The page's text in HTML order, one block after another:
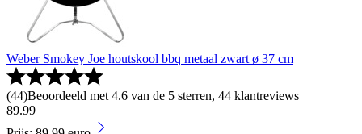
Weber Smokey Joe houtskool bbq metaal zwart ø 37 cm
(44)Beoordeeld met 4.6 van de 5 sterren, 44 klantreviews
89.99